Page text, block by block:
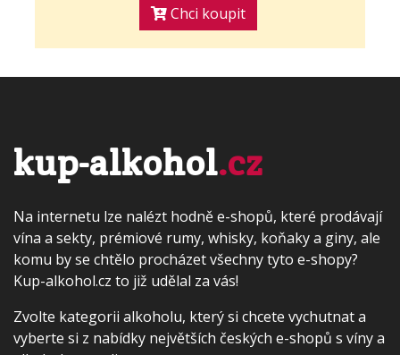
Chci koupit
kup-alkohol.cz
Na internetu lze nalézt hodně e-shopů, které prodávají
vína a sekty, prémiové rumy, whisky, koňaky a giny, ale
komu by se chtělo procházet všechny tyto e-shopy?
Kup-alkohol.cz to již udělal za vás!
Zvolte kategorii alkoholu, který si chcete vychutnat a
vyberte si z nabídky největších českých e-shopů s víny a